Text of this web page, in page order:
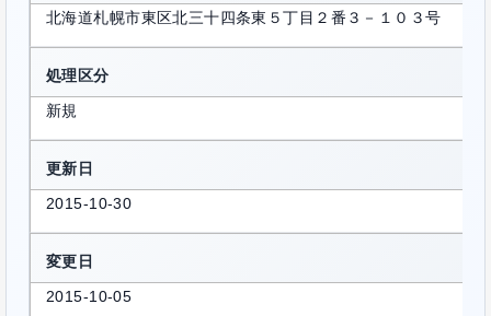
北海道札幌市東区北三十四条東５丁目２番３－１０３号
処理区分
新規
更新日
2015-10-30
変更日
2015-10-05